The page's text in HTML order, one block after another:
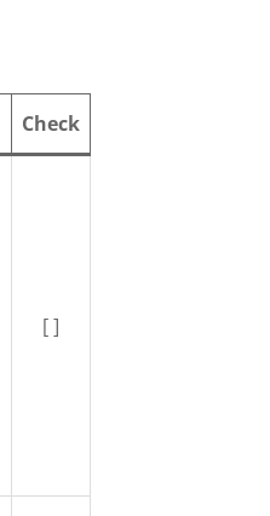
Check
[ ]